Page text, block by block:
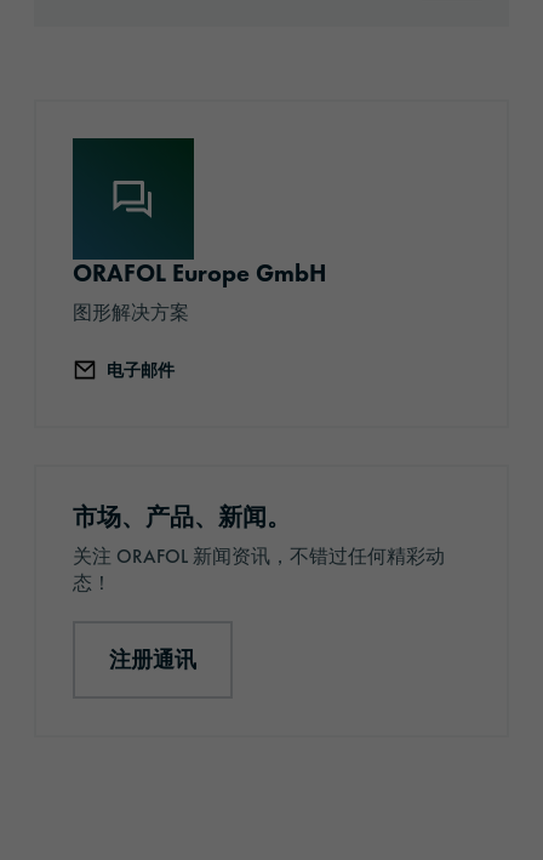
ORAFOL Europe GmbH
图形解决方案
电子邮件
市场、产品、新闻。
关注 ORAFOL 新闻资讯，不错过任何精彩动
态！
注册通讯